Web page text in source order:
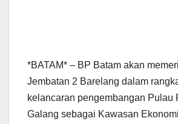
*BATAM* – BP Batam akan
Jembatan 2 Barelang dalam
kelancaran pengembangan Pulau
Galang sebagai Kawasan